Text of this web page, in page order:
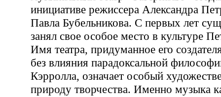
инициативе режиссера Александра
Павла Бубельникова. С первых лет
занял свое особое место в культуре
Имя театра, придуманное его
без влияния парадоксальной
Кэрролла, означает особый
природу творчества. Именно музыка